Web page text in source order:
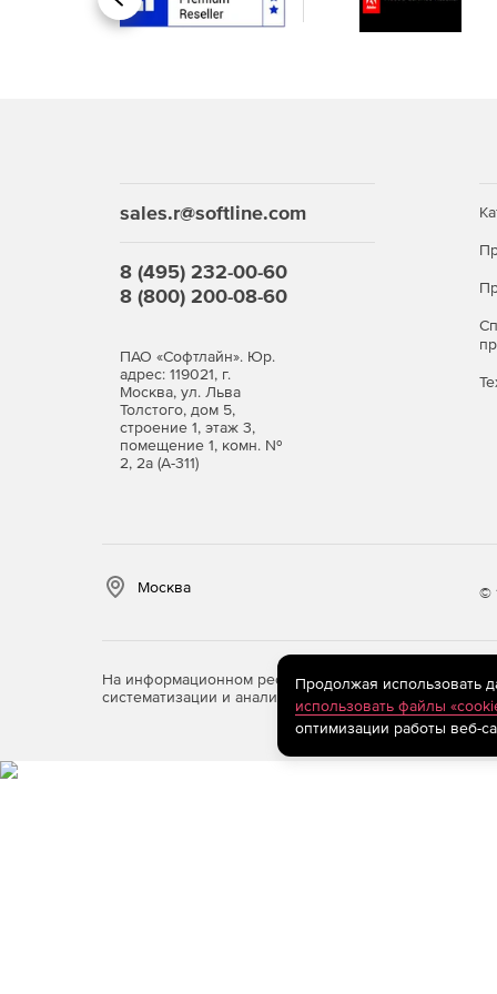
состояния входящих в ЦОД физических
Онлайн миграция дисков ВМ между
Режим обслуживания хоста.
Автоматическое резервирование
Автоматическое распределение нагрузки
Создание групп ВМ из шаблонов.
Клонирование ВМ.
Статус подключения к консоли ВМ.
Поддержка UEFI в ВМ.
Механизм наследования и сохранения
Назад
sales.r@softline.com
8 (495) 232-00-60
8 (800) 200-08-60
ПАО «Софтлайн». Юр.
адрес: 119021, г.
Москва, ул. Льва
Толстого, дом 5,
строение 1, этаж 3,
помещение 1, комн. №
2, 2а (А-311)
Москва ©
На информационном ресурсе store.softline.ru
систематизации и анализа сведений, относящихся
Продолжая использовать
использовать файлы
оптимизации работы веб-